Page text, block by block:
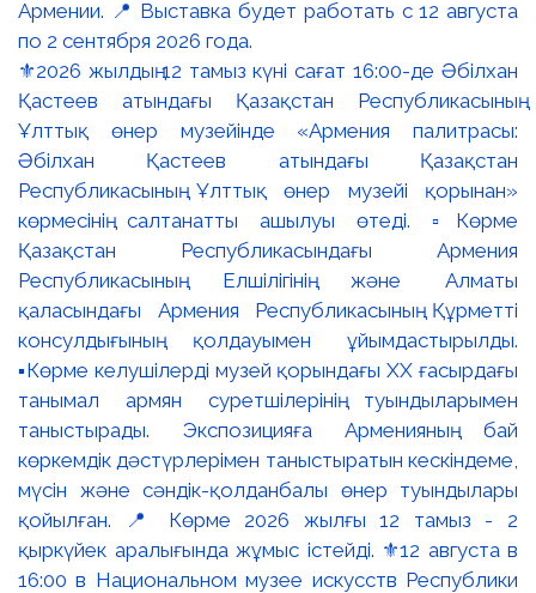
⚜️2026 жылдың 12 тамыз күні сағат 16:00-де Әбілхан
Қастеев атындағы Қазақстан Республикасының
Ұлттық өнер музейінде «Армения палитрасы:
Әбілхан Қастеев атындағы Қазақстан
Республикасының Ұлттық өнер музейі қорынан»
көрмесінің салтанатты ашылуы өтеді. ▫️Көрме
Қазақстан Республикасындағы Армения
Республикасының Елшілігінің және Алматы
қаласындағы Армения Республикасының Құрметті
консулдығының қолдауымен ұйымдастырылды.
▪️Көрме келушілерді музей қорындағы ХХ ғасырдағы
танымал армян суретшілерінің туындыларымен
таныстырады. Экспозицияға Арменияның бай
көркемдік дәстүрлерімен таныстыратын кескіндеме,
мүсін және сәндік-қолданбалы өнер туындылары
қойылған. 📍 Көрме 2026 жылғы 12 тамыз - 2
қыркүйек аралығында жұмыс істейді. ⚜️12 августа в
16:00 в Национальном музее искусств Республики